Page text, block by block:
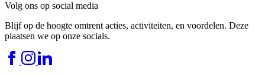
Volg ons op social media
Blijf op de hoogte omtrent acties, activiteiten, en voordelen. Deze
plaatsen we op onze socials.